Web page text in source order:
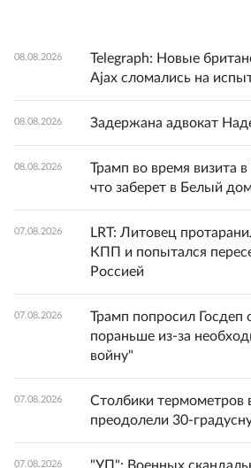
08.08.2026
Telegraph: Новые
Ajax сломались на
08.08.2026 Задержана адвокат
08.08.2026
Трамп во время визита
что заберет в Белый
07.08.2026
LRT: Литовец
КПП и попытался
Россией
07.08.2026
Трамп попросил Госдеп
пораньше из-за
войну"
07.08.2026
Столбики термометров
преодолели 30-
07.08.2026